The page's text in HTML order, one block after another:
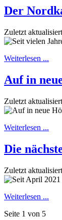
Der
Zuletzt
Weiterlesen ...
Auf in
Zuletzt
Weiterlesen ...
Die
Zuletzt
Weiterlesen ...
Seite 1 von 5